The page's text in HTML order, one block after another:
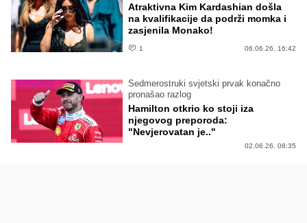
Atraktivna Kim Kardashian došla
na kvalifikacije da podrži momka i
zasjenila Monako!
1 06.06.26. 16:42
Sedmerostruki svjetski prvak konačno
pronašao razlog
Hamilton otkrio ko stoji iza
njegovog preporoda:
"Nevjerovatan je.."
02.06.26. 08:35